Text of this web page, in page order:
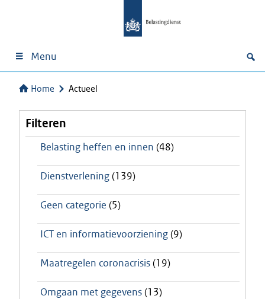
Menu
Home Actueel
Filteren
Belasting heffen en innen (48)
Dienstverlening(139)
Geen categorie (5)
ICT en informatievoorziening(9)
Maatregelen coronacrisis(19)
Omgaan met gegevens(13)